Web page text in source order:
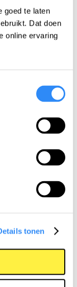
goed te laten
Dat doen
online ervaring
tonen